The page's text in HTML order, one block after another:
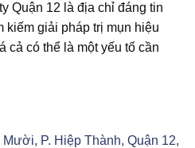
Quận 12 là địa chỉ đáng tin
kiếm giải pháp trị mụn hiệu
cả có thể là một yếu tố cần
P. Hiệp Thành, Quận 12,